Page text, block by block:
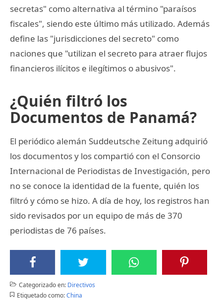
secretas" como alternativa al término "paraísos
fiscales", siendo este último más utilizado. Además
define las "jurisdicciones del secreto" como
naciones que "utilizan el secreto para atraer flujos
financieros ilícitos e ilegítimos o abusivos".
¿Quién filtró los
Documentos de Panamá?
El periódico alemán Suddeutsche Zeitung adquirió
los documentos y los compartió con el Consorcio
Internacional de Periodistas de Investigación, pero
no se conoce la identidad de la fuente, quién los
filtró y cómo se hizo. A día de hoy, los registros han
sido revisados por un equipo de más de 370
periodistas de 76 países.
Categorizado en: Directivos
Etiquetado como: China